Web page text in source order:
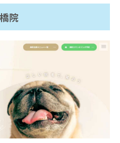
院